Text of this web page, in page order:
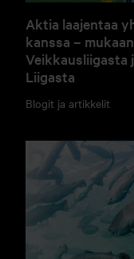
Aktia laajentaa
kanssa –
Veikkausliigasta
Liigasta
Blogit ja artikkelit